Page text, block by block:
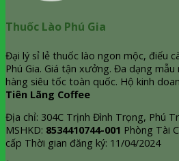
Thuốc Lào Phú Gia
Đại lý sỉ lẻ thuốc lào ngon mộc, điếu
Phú Gia. Giá tận xưởng. Đa dạng mẫu
hàng siêu tốc toàn quốc. Hộ kinh
Tiên Lãng Coffee
Địa chỉ: 304C Trịnh Đình Trọng, Phú
MSHKD: 8534410744-001 Phòng Tài
cấp Thời gian đăng ký: 11/04/2024